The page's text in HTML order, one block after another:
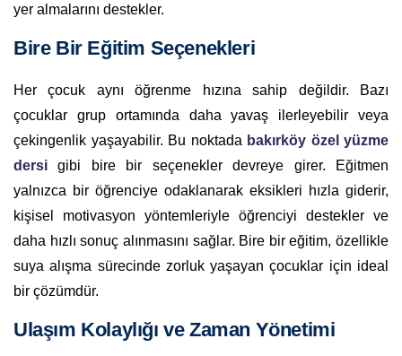
yer almalarını destekler.
Bire Bir Eğitim Seçenekleri
Her çocuk aynı öğrenme hızına sahip değildir. Bazı
çocuklar grup ortamında daha yavaş ilerleyebilir veya
çekingenlik yaşayabilir. Bu noktada bakırköy özel yüzme
dersi gibi bire bir seçenekler devreye girer. Eğitmen
yalnızca bir öğrenciye odaklanarak eksikleri hızla giderir,
kişisel motivasyon yöntemleriyle öğrenciyi destekler ve
daha hızlı sonuç alınmasını sağlar. Bire bir eğitim, özellikle
suya alışma sürecinde zorluk yaşayan çocuklar için ideal
bir çözümdür.
Ulaşım Kolaylığı ve Zaman Yönetimi